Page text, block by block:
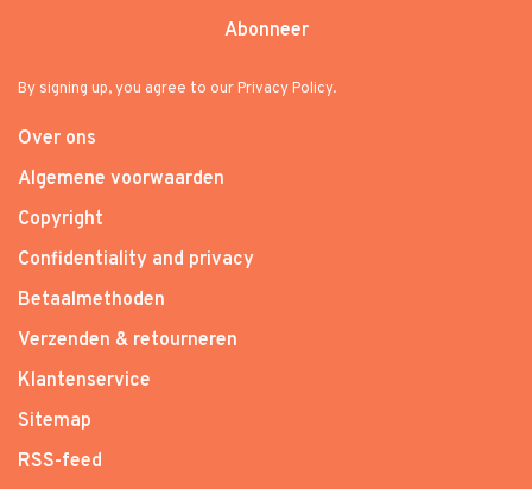
Abonneer
By signing up, you agree to our Privacy Policy.
Over ons
Algemene voorwaarden
Copyright
Confidentiality and privacy
Betaalmethoden
Verzenden & retourneren
Klantenservice
Sitemap
RSS-feed